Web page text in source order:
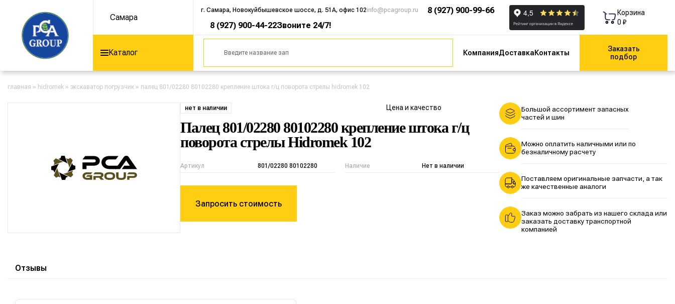
Самара
г. Самара, Новокуйбышевское шоссе, д. 51А, офис 102info@pcagroup.ru
8 (927) 900-99-66
8 (927) 900-44-22Звоните 24/7!
Корзина
0 ₽
Каталог КомпанияДоставкаКонтакты
Заказать
подбор
главная » hidromek » экскаватор погрузчик » палец 801/02280 80102280 крепление штока г/ц поворота стрелы hidromek 102
нет в наличии Цена и качество
Палец 801/02280 80102280 крепление штока г/ц
поворота стрелы Hidromek 102
Артикул 801/02280 80102280 Наличие Нет в наличии
Запросить стоимость
Большой ассортимент запасных
частей и шин
Можно оплатить наличными или по
безналичному расчету
Поставляем оригинальные запчасти, а так
же качественные аналоги
Заказ можно забрать из нашего склада или
заказать доставку транспортной
компанией
Отзывы